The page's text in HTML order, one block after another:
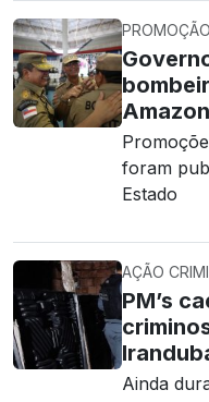
foram
Estado
AÇÃO
PM’s
Ainda